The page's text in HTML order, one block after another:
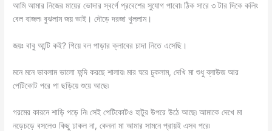
আমি আমার নিজের মায়ের ভোদার স্বর্গে প্রবেশের সুযোগ পাবো৷ ঠিক সারে ৩ টার দিকে কলিং
বেল বাজল৷ বুঝলাম জয় ভাই। দৌড়ে দরজা খুললাম।
জয়ঃ বাবু আন্টি কই? গিয়ে বল পাড়ার ক্লাবের চাদা নিতে এসেছি।
মনে মনে ভাবলাম ভালো ফন্দি করছে শালায়৷ মার ঘরে ঢুকলাম, দেখি মা শুধু ব্লাউজ আর
পেটিকোট পরে পা ছড়িয়ে শুয়ে আছে৷
গরমের কারনে শাড়ি পড়ে নি৷ সেই পেটিকোটও হাটুর উপরে উঠে আছে৷ আমাকে দেখে মা
নড়েচড়ে বসলেও কিছু ঢাকল না, কেননা মা আমার সামনে প্রায়ই এসব পরে৷